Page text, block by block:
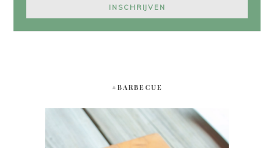
#BARBECUE